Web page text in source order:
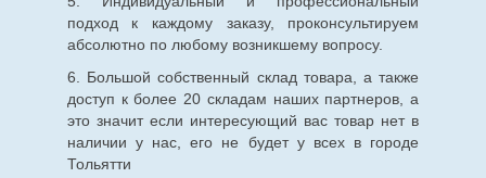
подход к каждому заказу, проконсультируем
абсолютно по любому возникшему вопросу.
6. Большой собственный склад товара, а также
доступ к более 20 складам наших партнеров, а
это значит если интересующий вас товар нет в
наличии у нас, его не будет у всех в городе
Тольятти